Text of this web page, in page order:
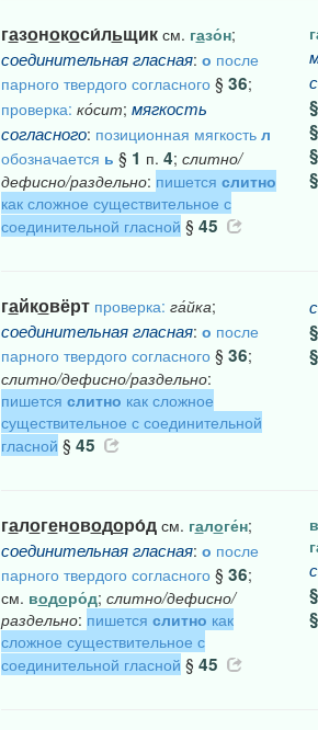
газонокоси́льщиксм. газо́н;
соединительная гласная: о после
парного твердого согласного§ 36;
проверка: ко́сит; мягкость
согласного: позиционная мягкость л
обозначается ь § 1 п. 4; слитно/
дефисно/раздельно: пишется слитно
как сложное существительное с
соединительной гласной § 45
гайковёрт проверка: га́йка;
соединительная гласная: о после
парного твердого согласного§ 36;
слитно/дефисно/раздельно:
пишется слитно как сложное
существительное с соединительной
гласной § 45
галогеноводоро́дсм. галоге́н;
соединительная гласная: о после
парного твердого согласного§ 36;
см. водоро́д; слитно/дефисно/
раздельно: пишется слитно как
сложное существительное с
соединительной гласной § 45